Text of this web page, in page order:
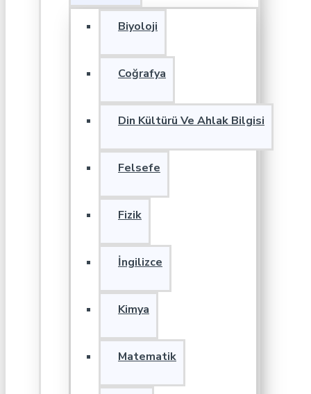
Biyoloji
Coğrafya
Din Kültürü Ve Ahlak Bilgisi
Felsefe
Fizik
İngilizce
Kimya
Matematik